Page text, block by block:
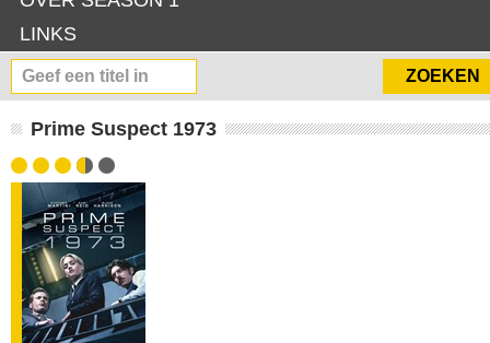
LINKS
Prime Suspect 1973